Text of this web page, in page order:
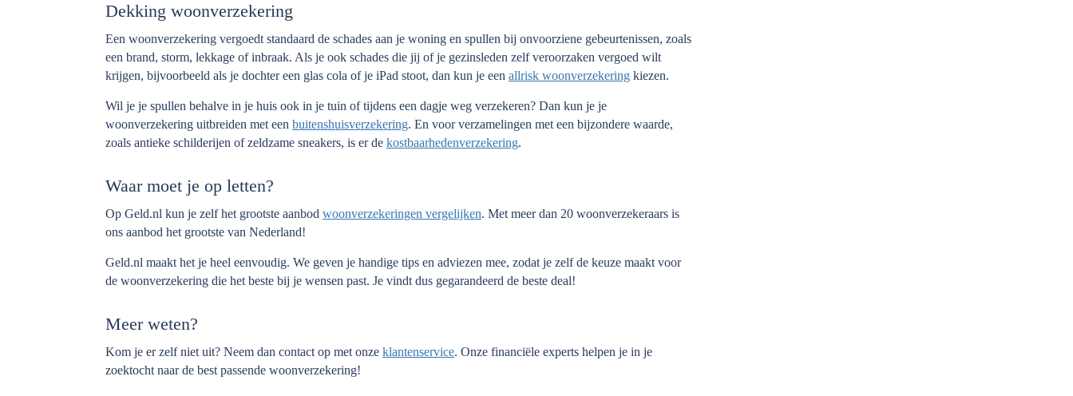
Dekking woonverzekering
Een woonverzekering vergoedt standaard de schades aan je woning en spullen bij onvoorziene gebeurtenissen, zoals
een brand, storm, lekkage of inbraak. Als je ook schades die jij of je gezinsleden zelf veroorzaken vergoed wilt
krijgen, bijvoorbeeld als je dochter een glas cola of je iPad stoot, dan kun je een allrisk woonverzekering kiezen.
Wil je je spullen behalve in je huis ook in je tuin of tijdens een dagje weg verzekeren? Dan kun je je
woonverzekering uitbreiden met een buitenshuisverzekering. En voor verzamelingen met een bijzondere waarde,
zoals antieke schilderijen of zeldzame sneakers, is er de kostbaarhedenverzekering.
Waar moet je op letten?
Op Geld.nl kun je zelf het grootste aanbod woonverzekeringen vergelijken. Met meer dan 20 woonverzekeraars is
ons aanbod het grootste van Nederland!
Geld.nl maakt het je heel eenvoudig. We geven je handige tips en adviezen mee, zodat je zelf de keuze maakt voor
de woonverzekering die het beste bij je wensen past. Je vindt dus gegarandeerd de beste deal!
Meer weten?
Kom je er zelf niet uit? Neem dan contact op met onze klantenservice. Onze financiële experts helpen je in je
zoektocht naar de best passende woonverzekering!